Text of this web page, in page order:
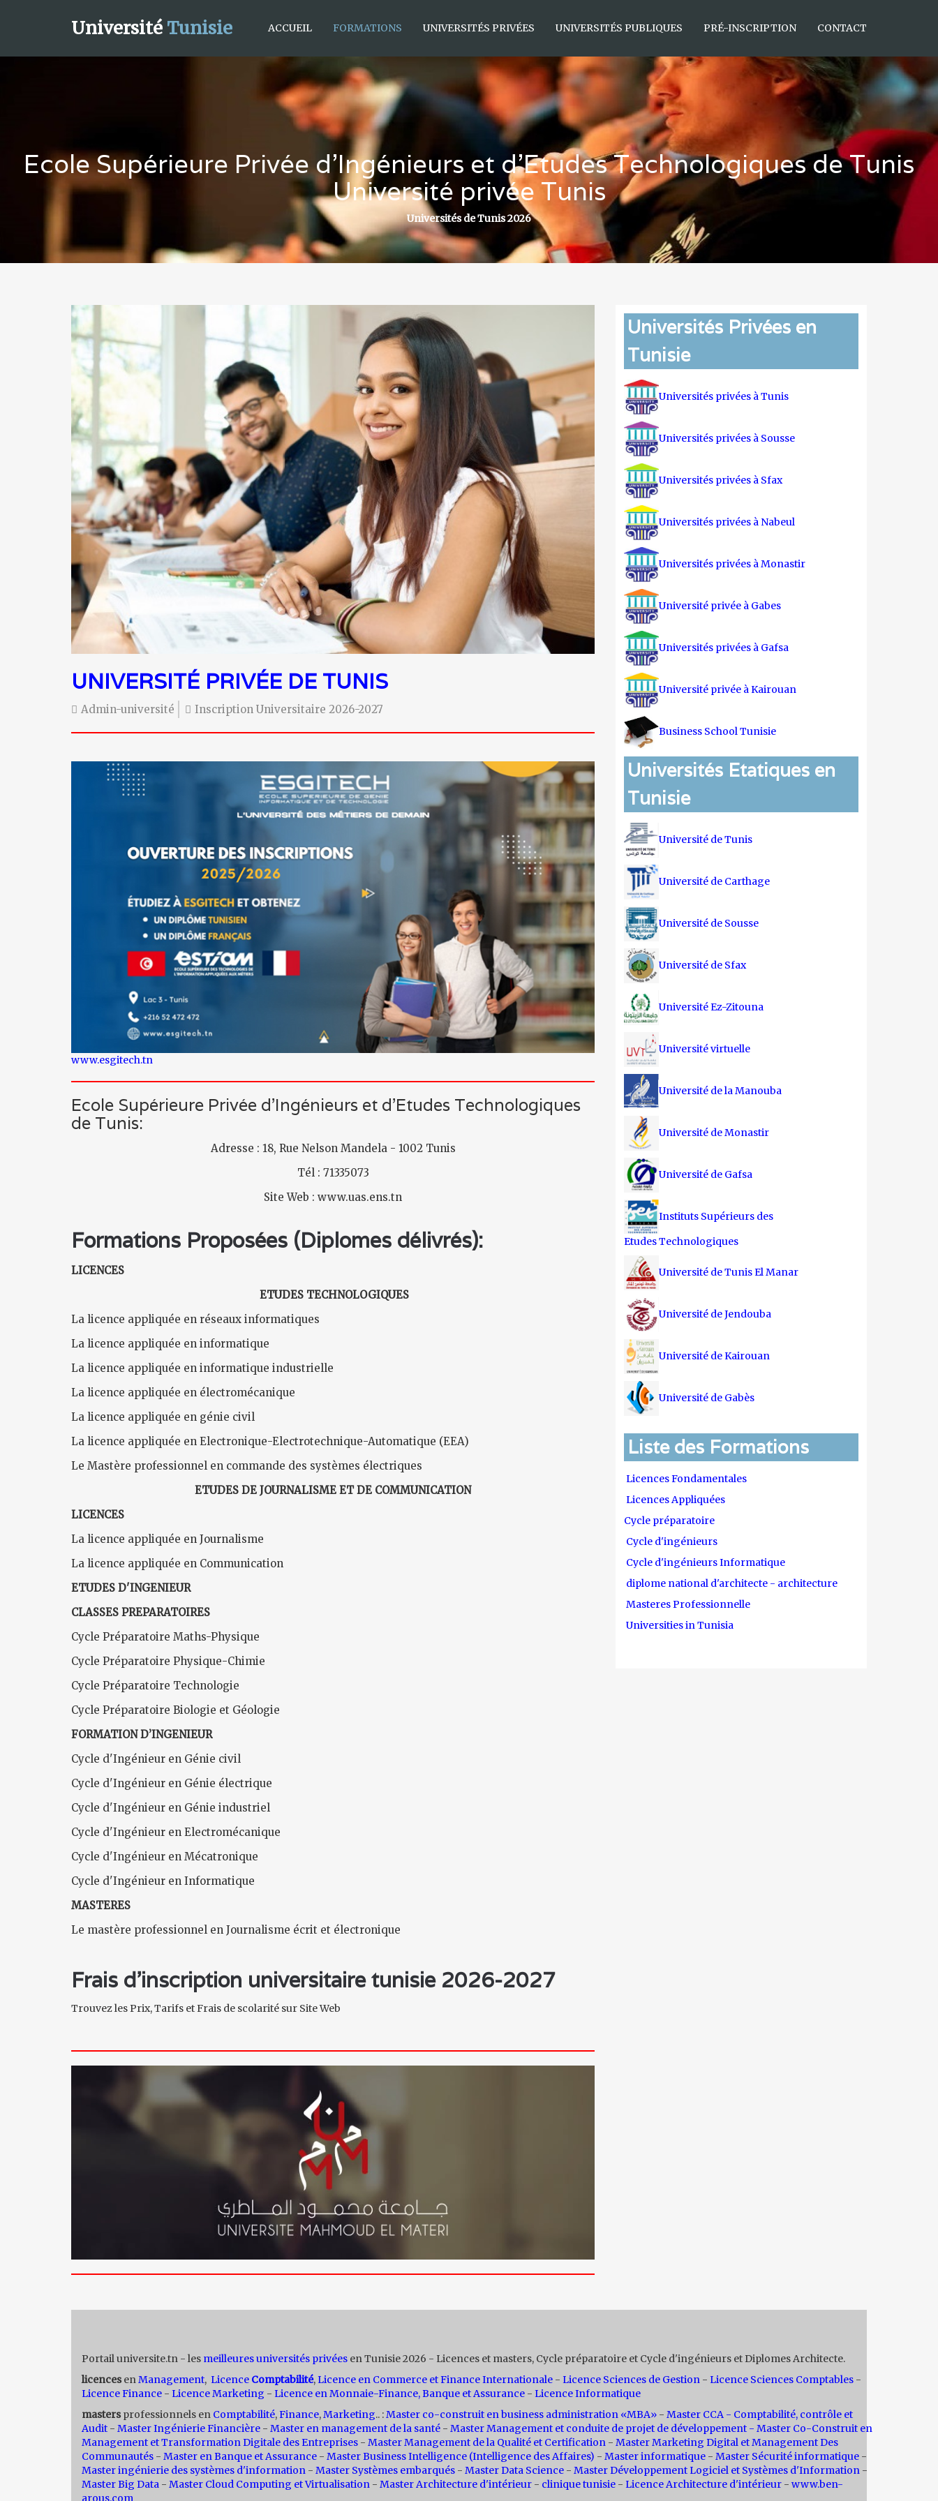
Université Tunisie ACCUEIL FORMATIONS UNIVERSITÉS PRIVÉES UNIVERSITÉS PUBLIQUES PRÉ-INSCRIPTION CONTACT
Ecole Supérieure Privée d’Ingénieurs et d’Etudes Technologiques de Tunis
Université privée Tunis
Universités de Tunis 2026
UNIVERSITÉ PRIVÉE DE TUNIS
Admin-université Inscription Universitaire 2026-2027
www.esgitech.tn
Ecole Supérieure Privée d’Ingénieurs et d’Etudes Technologiques
de Tunis:
Adresse : 18, Rue Nelson Mandela - 1002 Tunis
Tél : 71335073
Site Web : www.uas.ens.tn
Formations Proposées (Diplomes délivrés):
LICENCES
ETUDES TECHNOLOGIQUES
La licence appliquée en réseaux informatiques
La licence appliquée en informatique
La licence appliquée en informatique industrielle
La licence appliquée en électromécanique
La licence appliquée en génie civil
La licence appliquée en Electronique-Electrotechnique-Automatique (EEA)
Le Mastère professionnel en commande des systèmes électriques
ETUDES DE JOURNALISME ET DE COMMUNICATION
LICENCES
La licence appliquée en Journalisme
La licence appliquée en Communication
ETUDES D'INGENIEUR
CLASSES PREPARATOIRES
Cycle Préparatoire Maths-Physique
Cycle Préparatoire Physique-Chimie
Cycle Préparatoire Technologie
Cycle Préparatoire Biologie et Géologie
FORMATION D’INGENIEUR
Cycle d'Ingénieur en Génie civil
Cycle d'Ingénieur en Génie électrique
Cycle d'Ingénieur en Génie industriel
Cycle d'Ingénieur en Electromécanique
Cycle d'Ingénieur en Mécatronique
Cycle d'Ingénieur en Informatique
MASTERES
Le mastère professionnel en Journalisme écrit et électronique
Frais d'inscription universitaire tunisie 2026-2027
Trouvez les Prix, Tarifs et Frais de scolarité sur Site Web
Universités Privées en
Tunisie
Universités privées à Tunis
Universités privées à Sousse
Universités privées à Sfax
Universités privées à Nabeul
Universités privées à Monastir
Université privée à Gabes
Universités privées à Gafsa
Université privée à Kairouan
Business School Tunisie
Universités Etatiques en
Tunisie
Université de Tunis
Université de Carthage
Université de Sousse
Université de Sfax
Université Ez-Zitouna
Université virtuelle
Université de la Manouba
Université de Monastir
Université de Gafsa
Instituts Supérieurs des
Etudes Technologiques
Université de Tunis El Manar
Université de Jendouba
Université de Kairouan
Université de Gabès
Liste des Formations
Licences Fondamentales
Licences Appliquées
Cycle préparatoire
Cycle d'ingénieurs
Cycle d'ingénieurs Informatique
diplome national d'architecte - architecture
Masteres Professionnelle
Universities in Tunisia
Portail universite.tn - les meilleures universités privées en Tunisie 2026 - Licences et masters, Cycle préparatoire et Cycle d'ingénieurs et Diplomes Architecte.
licences enManagement, Licence Comptabilité, Licence en Commerce et Finance Internationale - Licence Sciences de Gestion - Licence Sciences Comptables -
Licence Finance - Licence Marketing - Licence en Monnaie-Finance, Banque et Assurance - Licence Informatique
masters professionnels en Comptabilité,Finance,Marketing.. :Master co-construit en business administration «MBA» - Master CCA - Comptabilité, contrôle et
Audit - Master Ingénierie Financière - Master en management de la santé - Master Management et conduite de projet de développement - Master Co-Construit en
Management et Transformation Digitale des Entreprises - Master Management de la Qualité et Certification - Master Marketing Digital et Management Des
Communautés - Master en Banque et Assurance - Master Business Intelligence (Intelligence des Affaires) - Master informatique - Master Sécurité informatique -
Master ingénierie des systèmes d'information - Master Systèmes embarqués - Master Data Science - Master Développement Logiciel et Systèmes d'Information -
Master Big Data - Master Cloud Computing et Virtualisation - Master Architecture d'intérieur - clinique tunisie - Licence Architecture d'intérieur - www.ben-
arous.com